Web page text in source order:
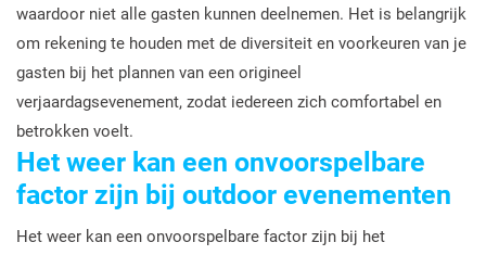
waardoor niet alle gasten kunnen deelnemen. Het is belangrijk
om rekening te houden met de diversiteit en voorkeuren van je
gasten bij het plannen van een origineel
verjaardagsevenement, zodat iedereen zich comfortabel en
betrokken voelt.
Het weer kan een onvoorspelbare
factor zijn bij outdoor evenementen
Het weer kan een onvoorspelbare factor zijn bij het